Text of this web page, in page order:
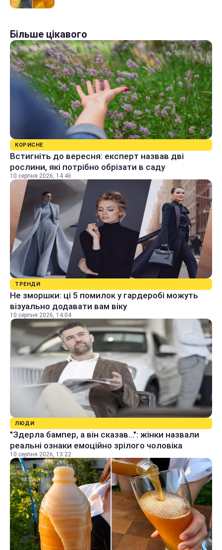
Більше цікавого
КОРИСНЕ
Встигніть до вересня: експерт назвав дві
рослини, які потрібно обрізати в саду
10 серпня 2026, 14:46
ТРЕНДИ
Не зморшки: ці 5 помилок у гардеробі можуть
візуально додавати вам віку
10 серпня 2026, 14:04
ЛЮДИ
"Здерла бампер, а він сказав...": жінки назвали
реальні ознаки емоційно зрілого чоловіка
10 серпня 2026, 13:22